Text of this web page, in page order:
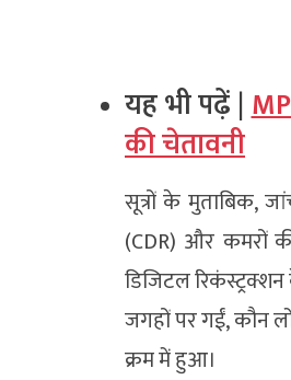
यह भी पढ़ें |
की चेतावनी
सूत्रों के मुताबिक,
(CDR) और कमरों
डिजिटल
जगहों पर गईं, कौन
क्रम में हुआ।